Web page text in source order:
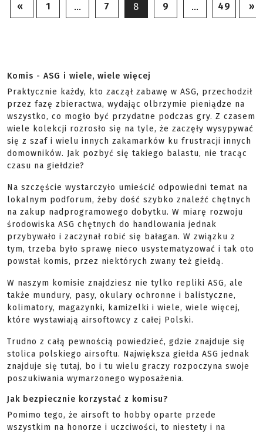
« 1 … 7 8 9 … 49 »
Komis - ASG i wiele, wiele więcej
Praktycznie każdy, kto zaczął zabawę w ASG, przechodził
przez fazę zbieractwa, wydając olbrzymie pieniądze na
wszystko, co mogło być przydatne podczas gry. Z czasem
wiele kolekcji rozrosło się na tyle, że zaczęły wysypywać
się z szaf i wielu innych zakamarków ku frustracji innych
domowników. Jak pozbyć się takiego balastu, nie tracąc
czasu na giełdzie?
Na szczęście wystarczyło umieścić odpowiedni temat na
lokalnym podforum, żeby dość szybko znaleźć chętnych
na zakup nadprogramowego dobytku. W miarę rozwoju
środowiska ASG chętnych do handlowania jednak
przybywało i zaczynał robić się bałagan. W związku z
tym, trzeba było sprawę nieco usystematyzować i tak oto
powstał komis, przez niektórych zwany też giełdą.
W naszym komisie znajdziesz nie tylko repliki ASG, ale
także mundury, pasy, okulary ochronne i balistyczne,
kolimatory, magazynki, kamizelki i wiele, wiele więcej,
które wystawiają airsoftowcy z całej Polski.
Trudno z całą pewnością powiedzieć, gdzie znajduje się
stolica polskiego airsoftu. Największa giełda ASG jednak
znajduje się tutaj, bo i tu wielu graczy rozpoczyna swoje
poszukiwania wymarzonego wyposażenia.
Jak bezpiecznie korzystać z komisu?
Pomimo tego, że airsoft to hobby oparte przede
wszystkim na honorze i uczciwości, to niestety i na